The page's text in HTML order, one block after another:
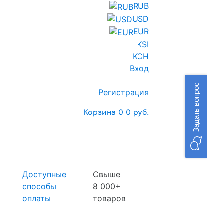
RUB
USD
EUR
KSI
KCH
Вход
Регистрация
Корзина 0 0 руб.
Доступные
способы
оплаты
Свыше
8 000+
товаров
Задать вопрос